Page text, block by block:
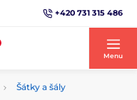
+420 731 315 486
Menu
Šátky a šály